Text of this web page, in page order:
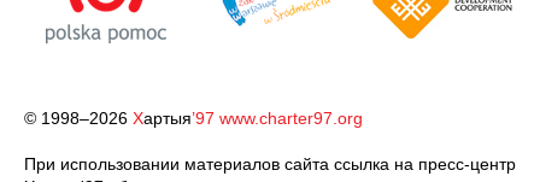
© 1998–2026 Хартыя’97 www.charter97.org
При использовании материалов сайта ссылка на пресс-центр